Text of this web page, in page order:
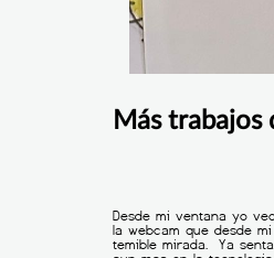
Más trabajos